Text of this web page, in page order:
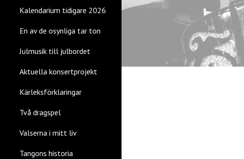
Kalendarium tidigare 2026
En av de osynliga tar ton
Julmusik till julbordet
Aktuella konsertprojekt
Kärleksförklaringar
Två dragspel
Valserna i mitt liv
Tangons historia